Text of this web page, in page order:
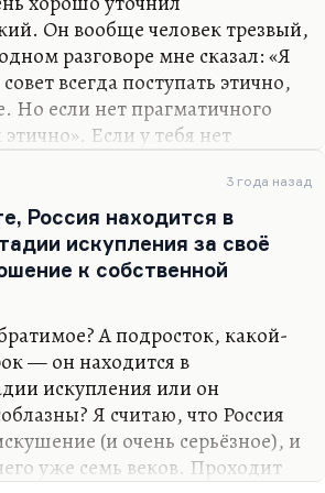
Он вообще человек трезвый,
разговоре мне сказал: «Я
всегда поступать этично,
Но если нет прагматичного
Если у тебя нет
находятся в сложных
Баринов, знаменитый
говорил, что добрым быть
совсем согласен. Но если нет
выбирай добрый, как
Наверное, надо
себя непрагматично не все
не способен. Но я
у тебя есть выбор –
3 года назад
Россия находится в
искупления за своё
к собственной
А подросток, какой-
— он находится в
искупления или он
Я считаю, что Россия
(и очень серьёзное), и
уже семь веков. Проходит